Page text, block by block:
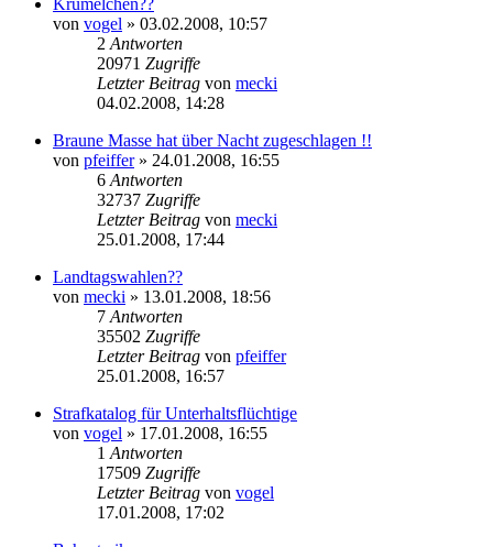
von vogel » 03.02.2008, 10:57
2 Antworten
20971 Zugriffe
Letzter Beitrag von mecki
04.02.2008, 14:28
Braune Masse hat über Nacht zugeschlagen !!
von pfeiffer» 24.01.2008, 16:55
6 Antworten
32737 Zugriffe
Letzter Beitrag von mecki
25.01.2008, 17:44
Landtagswahlen??
von mecki » 13.01.2008, 18:56
7 Antworten
35502 Zugriffe
Letzter Beitrag von pfeiffer
25.01.2008, 16:57
Strafkatalog für Unterhaltsflüchtige
von vogel » 17.01.2008, 16:55
1 Antworten
17509 Zugriffe
Letzter Beitrag von vogel
17.01.2008, 17:02